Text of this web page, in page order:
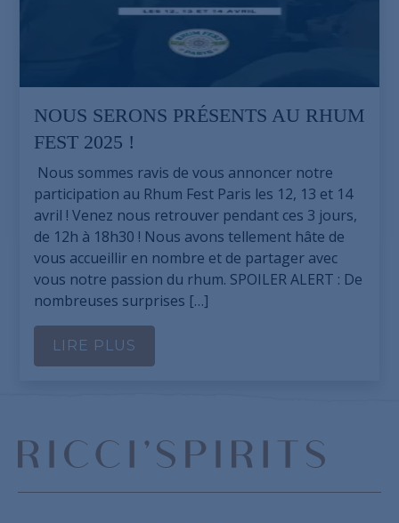
NOUS SERONS PRÉSENTS AU RHUM
FEST 2025 !
Nous sommes ravis de vous annoncer notre
participation au Rhum Fest Paris les 12, 13 et 14
avril ! Venez nous retrouver pendant ces 3 jours,
de 12h à 18h30 ! Nous avons tellement hâte de
vous accueillir en nombre et de partager avec
vous notre passion du rhum. SPOILER ALERT : De
nombreuses surprises […]
LIRE PLUS